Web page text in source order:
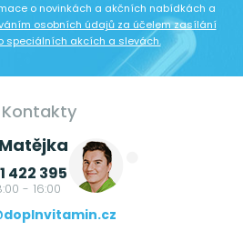
o novinkách a akčních nabídkách a
osobních údajů za účelem zasílání
speciálních akcích a slevách.
Kontakty
422 395
- 16:00